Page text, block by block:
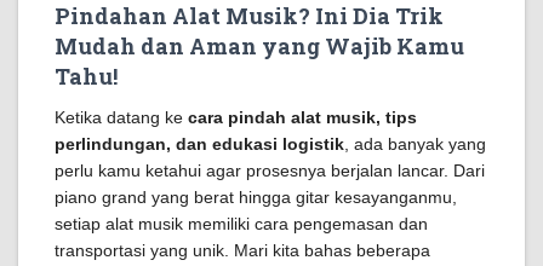
Pindahan Alat Musik? Ini Dia Trik
Mudah dan Aman yang Wajib Kamu
Tahu!
Ketika datang ke cara pindah alat musik, tips
perlindungan, dan edukasi logistik , ada banyak yang
perlu kamu ketahui agar prosesnya berjalan lancar. Dari
piano grand yang berat hingga gitar kesayanganmu,
setiap alat musik memiliki cara pengemasan dan
transportasi yang unik. Mari kita bahas beberapa